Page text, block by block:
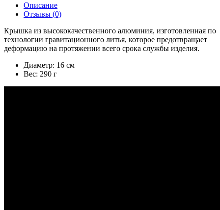
Описание
Отзывы (0)
Крышка из высококачественного алюминия, изготовленная по
технологии гравитационного литья, которое предотвращает
деформацию на протяжении всего срока службы изделия.
Диаметр: 16 см
Вес: 290 г